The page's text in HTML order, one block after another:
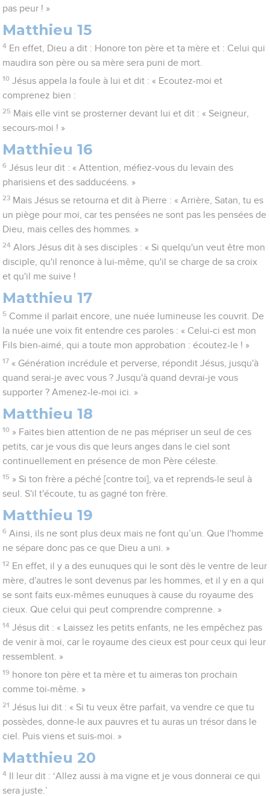
pas peur ! »
Matthieu 15
4 En effet, Dieu a dit : Honore ton père et ta mère et : Celui qui
maudira son père ou sa mère sera puni de mort.
10 Jésus appela la foule à lui et dit : « Ecoutez-moi et
comprenez bien :
25 Mais elle vint se prosterner devant lui et dit : « Seigneur,
secours-moi ! »
Matthieu 16
6 Jésus leur dit : « Attention, méfiez-vous du levain des
pharisiens et des sadducéens. »
23 Mais Jésus se retourna et dit à Pierre : « Arrière, Satan, tu es
un piège pour moi, car tes pensées ne sont pas les pensées de
Dieu, mais celles des hommes. »
24 Alors Jésus dit à ses disciples : « Si quelqu'un veut être mon
disciple, qu'il renonce à lui-même, qu'il se charge de sa croix
et qu'il me suive !
Matthieu 17
5 Comme il parlait encore, une nuée lumineuse les couvrit. De
la nuée une voix fit entendre ces paroles : « Celui-ci est mon
Fils bien-aimé, qui a toute mon approbation : écoutez-le ! »
17 « Génération incrédule et perverse, répondit Jésus, jusqu'à
quand serai-je avec vous ? Jusqu'à quand devrai-je vous
supporter ? Amenez-le-moi ici. »
Matthieu 18
10 » Faites bien attention de ne pas mépriser un seul de ces
petits, car je vous dis que leurs anges dans le ciel sont
continuellement en présence de mon Père céleste.
15 » Si ton frère a péché [contre toi], va et reprends-le seul à
seul. S'il t'écoute, tu as gagné ton frère.
Matthieu 19
6 Ainsi, ils ne sont plus deux mais ne font qu’un. Que l'homme
ne sépare donc pas ce que Dieu a uni. »
12 En effet, il y a des eunuques qui le sont dès le ventre de leur
mère, d'autres le sont devenus par les hommes, et il y en a qui
se sont faits eux-mêmes eunuques à cause du royaume des
cieux. Que celui qui peut comprendre comprenne. »
14 Jésus dit : « Laissez les petits enfants, ne les empêchez pas
de venir à moi, car le royaume des cieux est pour ceux qui leur
ressemblent. »
19 honore ton père et ta mère et tu aimeras ton prochain
comme toi-même. »
21 Jésus lui dit : « Si tu veux être parfait, va vendre ce que tu
possèdes, donne-le aux pauvres et tu auras un trésor dans le
ciel. Puis viens et suis-moi. »
Matthieu 20
4
Il leur dit : ‘Allez aussi à ma vigne et je vous donnerai ce qui
sera juste.’